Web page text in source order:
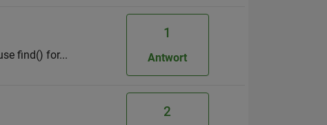
find() for...
1
Antwort
2